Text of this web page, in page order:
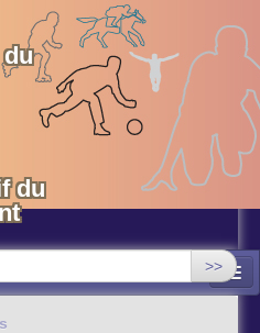
20 Paris
du
>>